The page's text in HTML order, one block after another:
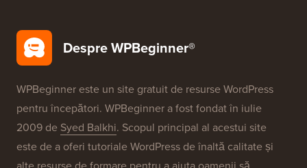
Despre WPBeginner®
WPBeginner este un site gratuit de resurse WordPress
pentru începători. WPBeginner a fost fondat în iulie
2009 de Syed Balkhi. Scopul principal al acestui site
este de a oferi tutoriale WordPress de înaltă calitate și